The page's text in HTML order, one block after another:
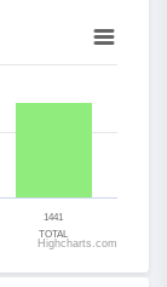
Range: 0 to
1441
TOTAL
Highcharts.com